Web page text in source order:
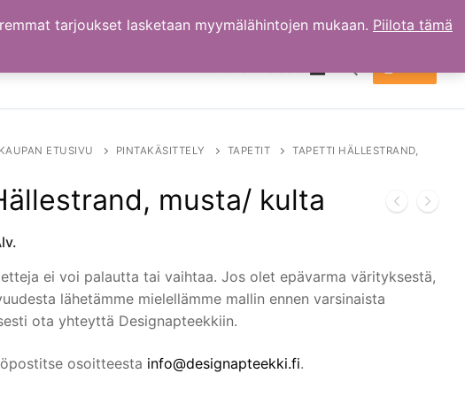
Hae:
ETUSIVU PINTAKÄSITTELY TAPETIT
TAPETTI HÄLLESTRAND,
musta/ kulta
ei voi palautta tai vaihtaa. Jos olet epävarma värityksestä,
lähetämme mielellämme mallin ennen varsinaista
ota yhteyttä Designapteekkiin.
osoitteesta info@designapteekki.fi.
tarjoukset lasketaan myymälähintojen mukaan. Piilota tämä